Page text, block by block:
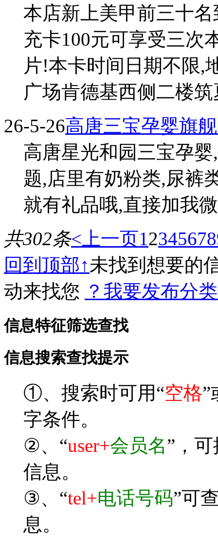
本店新上美甲前三十
充卡100元可享受三次
片!本卡时间日期不限,
广场肯德基西侧二楼
26-5-26高唐三宝孕婴旗
高唐星光和园三宝孕
题,店里有奶粉类,尿裤
就有礼品哦,直接加我
共302条<上一页12345678
回到顶部↑未找到想要的
动来找您 ？我要发布分
信息特征筛选查找
信息搜索查找提示
①、搜索时可用“空格”
字条件。
②、“user+会员名”，
信息。
③、“tel+电话号码”可
息。